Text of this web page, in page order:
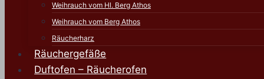
Weihrauch vom Hl. Berg Athos
Weihrauch vom Berg Athos
Räucherharz
Räuchergefäße
Duftofen – Räucherofen